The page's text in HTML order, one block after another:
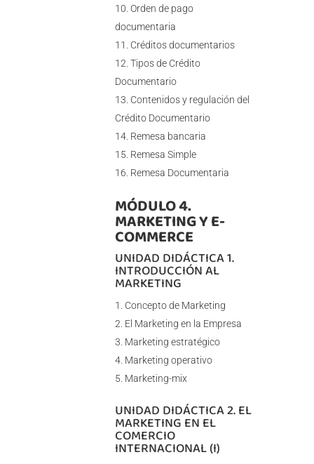
Orden de pago
documentaria
Créditos documentarios
Tipos de Crédito
Documentario
Contenidos y regulación del
Crédito Documentario
Remesa bancaria
Remesa Simple
Remesa Documentaria
MÓDULO 4.
MARKETING Y E-
COMMERCE
UNIDAD DIDÁCTICA 1.
INTRODUCCIÓN AL
MARKETING
Concepto de Marketing
El Marketing en la Empresa
Marketing estratégico
Marketing operativo
Marketing-mix
UNIDAD DIDÁCTICA 2. EL
MARKETING EN EL
COMERCIO
INTERNACIONAL (I)